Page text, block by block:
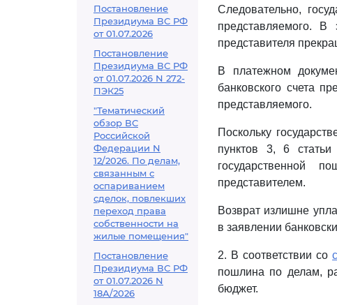
Постановление
Президиума ВС РФ
от 01.07.2026
Постановление
Президиума ВС РФ
от 01.07.2026 N 272-
ПЭК25
"Тематический
обзор ВС
Российской
Федерации N
12/2026. По делам,
связанным с
оспариванием
сделок, повлекших
переход права
собственности на
жилые помещения"
Постановление
Президиума ВС РФ
от 01.07.2026 N
18А/2026
Следовательно,
представляемого. В
представителя
В платежном
банковского счета
представляемого.
Поскольку
пунктов 3, 6
государственной
представителем.
Возврат излишне
в заявлении
2. В соответствии со
пошлина по делам,
бюджет.